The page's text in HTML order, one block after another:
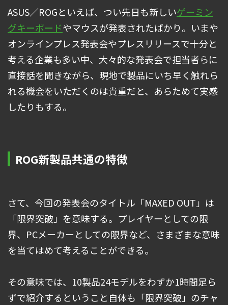
ASUS／ROGといえば、つい先日も新しいゲーミン
グキーボードやマウスが発表されたばかり。いまや
オンラインプレス発表会やプレスリリースで十分と
考える企業も多い中、大々的な発表会で担当者らに
直接話を聞きながら、現地で製品にいち早く触れら
れる機会をいただくのは貴重だと、あらためて実感
したりもする。
ROG新製品共通の特徴
さて、今回の発表会のタイトル「MAXED OUT」は
「限界突破」を意味する。プレイヤーとしての限
界、PCメーカーとしての限界など、さまざまな意味
を当てはめて考えることができる。
その意味では、10製品24モデルをわずか1時間足ら
ずで紹介するということ自体も「限界突破」のチャ